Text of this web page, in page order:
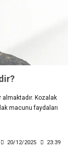
Kozalak
macunu faydaları
20/12/2025 23:39